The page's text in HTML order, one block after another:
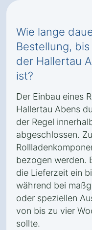
Wie lange
Bestellung,
der Hallertau
ist?
Der Einbau eines
Hallertau Abens
der Regel
abgeschlossen.
bezogen werden.
die Lieferzeit ein
während bei
oder speziellen
von bis zu vier
sollte.